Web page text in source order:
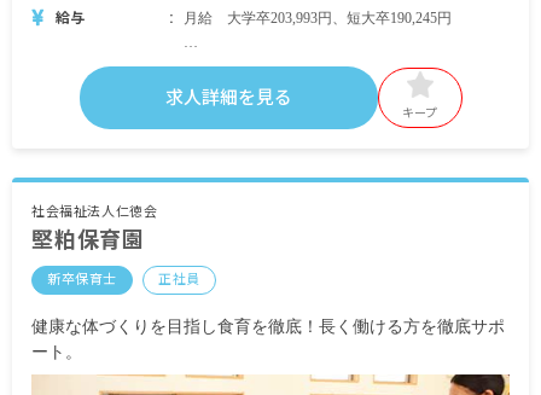
給与 月給 大学卒203,993円、短大卒190,245円
・月給内訳
基本給 大学卒161,700円、短大卒150,500円
賞与年2回 昨年実績：計4.3カ月分（初年度2.84カ
求人詳細を見る
キープ
社会福祉法人仁徳会
堅粕保育園
新卒保育士 正社員
健康な体づくりを目指し食育を徹底！長く働ける方を徹底サポ
ート。